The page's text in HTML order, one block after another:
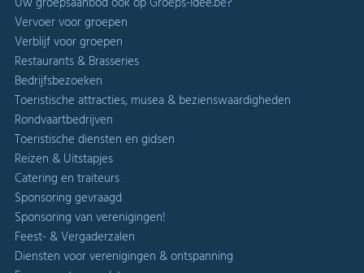
Vervoer voor groepen
Verblijf voor groepen
Restaurants & Brasseries
Bedrijfsbezoeken
Toeristische attracties, musea & bezienswaardigheden
Rondvaartbedrijven
Toeristische diensten en gidsen
Reizen & Uitstapjes
Catering en traiteurs
Sponsoring gevraagd
Sponsoring van verenigingen!
Feest- & Vergaderzalen
Diensten voor verenigingen & ontspanning